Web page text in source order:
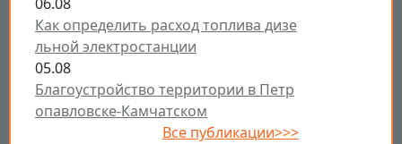
Как определить расход топлива дизе
льной электростанции
05.08
Благоустройство территории в Петр
опавловске-Камчатском
Все публикации>>>